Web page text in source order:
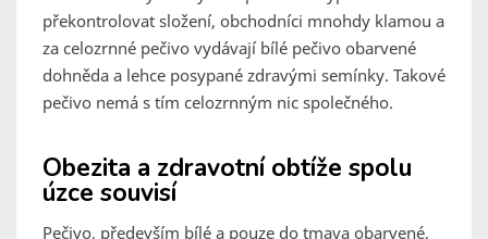
překontrolovat složení, obchodníci mnohdy klamou a
za celozrnné pečivo vydávají bílé pečivo obarvené
dohněda a lehce posypané zdravými semínky. Takové
pečivo nemá s tím celozrnným nic společného.
Obezita a zdravotní obtíže spolu
úzce souvisí
Pečivo, především bílé a pouze do tmava obarvené,